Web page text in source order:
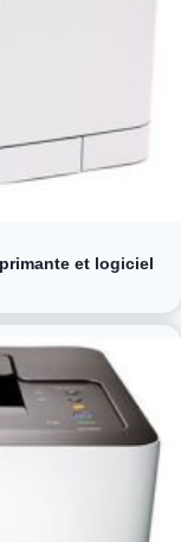
et logiciel